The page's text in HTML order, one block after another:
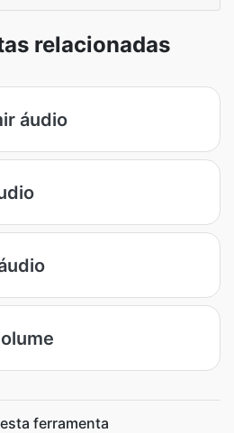
relacionadas
áudio
ferramenta